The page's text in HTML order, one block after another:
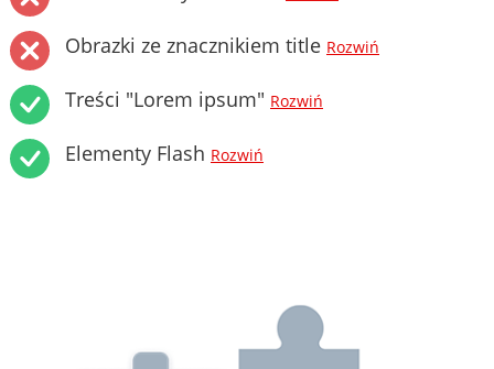
Obrazki ze znacznikiem title Rozwiń
Treści "Lorem ipsum" Rozwiń
Elementy Flash Rozwiń